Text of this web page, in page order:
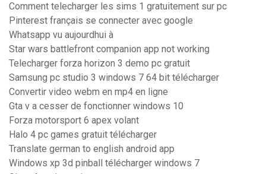
Comment telecharger les sims 1 gratuitement sur pc
Pinterest français se connecter avec google
Whatsapp vu aujourdhui à
Star wars battlefront companion app not working
Telecharger forza horizon 3 demo pc gratuit
Samsung pc studio 3 windows 7 64 bit télécharger
Convertir video webm en mp4 en ligne
Gta v a cesser de fonctionner windows 10
Forza motorsport 6 apex volant
Halo 4 pc games gratuit télécharger
Translate german to english android app
Windows xp 3d pinball télécharger windows 7